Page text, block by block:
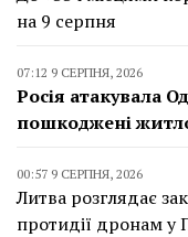
на 9 серпня
07:12 9 СЕРПНЯ, 2026
Росія атакувала
пошкоджені
00:57 9 СЕРПНЯ, 2026
Литва розглядає
протидії дронам у